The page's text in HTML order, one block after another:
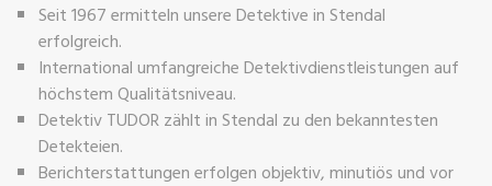
Seit 1967 ermitteln unsere Detektive in Stendal
erfolgreich.
International umfangreiche Detektivdienstleistungen auf
höchstem Qualitätsniveau.
Detektiv TUDOR zählt in Stendal zu den bekanntesten
Detekteien.
Berichterstattungen erfolgen objektiv, minutiös und vor